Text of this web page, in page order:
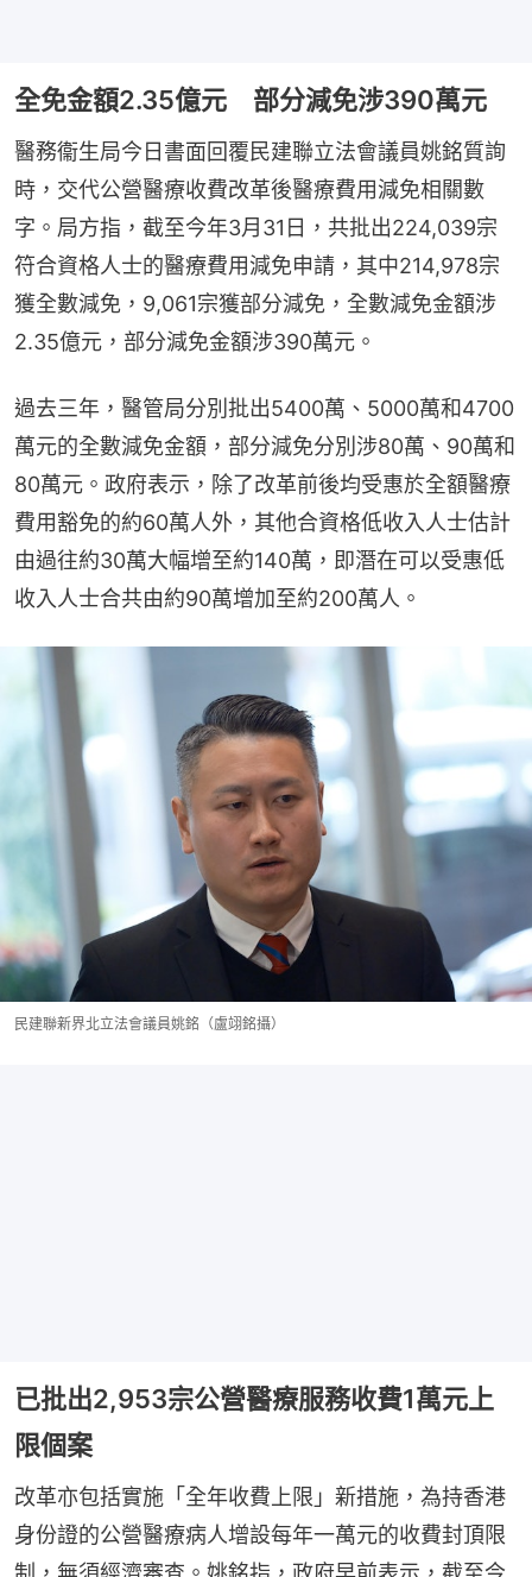
全免金額2.35億元 部分減免涉390萬元
醫務衞生局今日書面回覆民建聯立法會議員姚銘質詢
時，交代公營醫療收費改革後醫療費用減免相關數
字。局方指，截至今年3月31日，共批出224,039宗
符合資格人士的醫療費用減免申請，其中214,978宗
獲全數減免，9,061宗獲部分減免，全數減免金額涉
2.35億元，部分減免金額涉390萬元。
過去三年，醫管局分別批出5400萬、5000萬和4700
萬元的全數減免金額，部分減免分別涉80萬、90萬和
80萬元。政府表示，除了改革前後均受惠於全額醫療
費用豁免的約60萬人外，其他合資格低收入人士估計
由過往約30萬大幅增至約140萬，即潛在可以受惠低
收入人士合共由約90萬增加至約200萬人。
民建聯新界北立法會議員姚銘（盧翊銘攝）
已批出2,953宗公營醫療服務收費1萬元上
限個案
改革亦包括實施「全年收費上限」新措施，為持香港
身份證的公營醫療病人增設每年一萬元的收費封頂限